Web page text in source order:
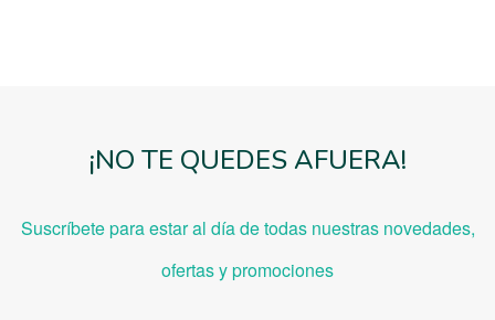
¡NO TE QUEDES AFUERA!
Suscríbete para estar al día de todas nuestras novedades,
ofertas y promociones